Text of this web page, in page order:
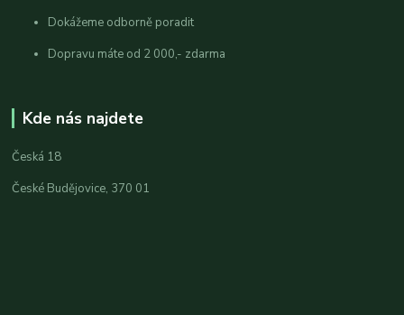
Dokážeme odborně poradit
Dopravu máte od 2 000,- zdarma
Kde nás najdete
Česká 18
České Budějovice, 370 01